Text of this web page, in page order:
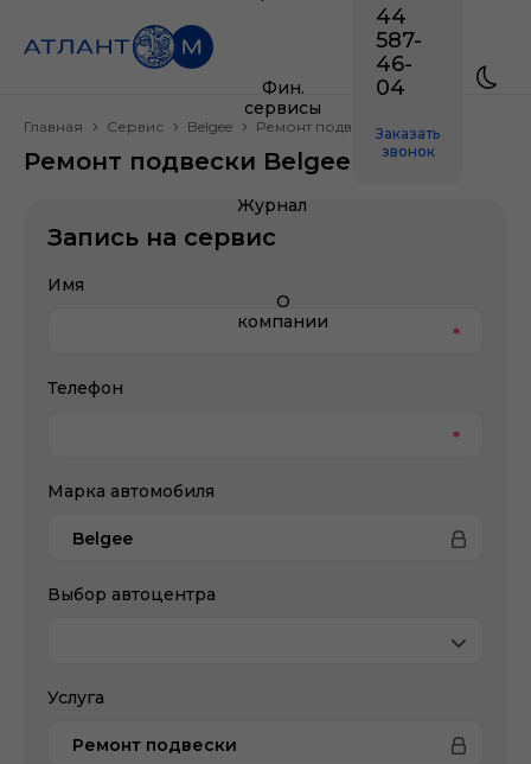
Фин.
сервисы
Журнал
О
компании
44
587-
46-
04
Заказать
звонок
Главная Сервис Belgee Ремонт подвески
Ремонт подвески Belgee
Запись на сервис
Имя
Телефон
Марка автомобиля
Belgee
Выбор автоцентра
Услуга
Ремонт подвески